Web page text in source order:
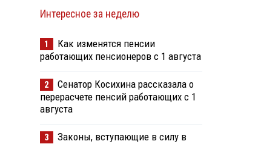
Интересное за неделю
1
Как изменятся пенсии
работающих пенсионеров с 1 августа
2
Сенатор Косихина рассказала о
перерасчете пенсий работающих с 1
августа
3
Законы, вступающие в силу в